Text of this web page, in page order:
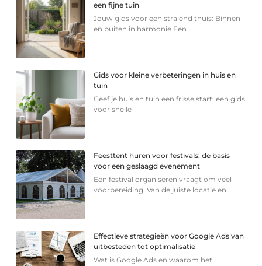
een fijne tuin
Jouw gids voor een stralend thuis: Binnen
en buiten in harmonie Een
Gids voor kleine verbeteringen in huis en
tuin
Geef je huis en tuin een frisse start: een gids
voor snelle
Feesttent huren voor festivals: de basis
voor een geslaagd evenement
Een festival organiseren vraagt om veel
voorbereiding. Van de juiste locatie en
Effectieve strategieën voor Google Ads van
uitbesteden tot optimalisatie
Wat is Google Ads en waarom het